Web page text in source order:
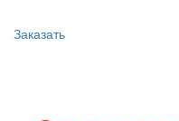
Заказать